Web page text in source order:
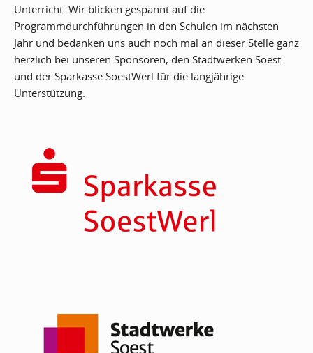
Unterricht. Wir blicken gespannt auf die
Programmdurchführungen in den Schulen im nächsten
Jahr und bedanken uns auch noch mal an dieser Stelle ganz
herzlich bei unseren Sponsoren, den Stadtwerken Soest
und der Sparkasse SoestWerl für die langjährige
Unterstützung.